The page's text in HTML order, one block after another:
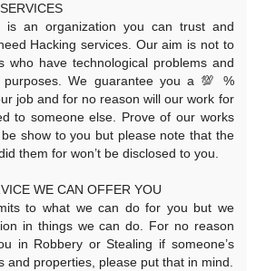
is an organization you can trust and
Hacking services. Our aim is not to
who have technological problems and
We guarantee you a 💯 %
job and for no reason will our work for
to someone else. Prove of our works
show to you but please note that the
them for won’t be disclosed to you.
WE CAN OFFER YOU
to what we can do for you but we
in things we can do. For no reason
in Robbery or Stealing if someone’s
and properties, please put that in mind.